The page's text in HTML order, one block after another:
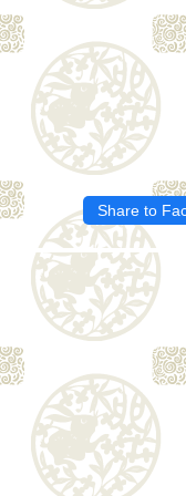
Share to